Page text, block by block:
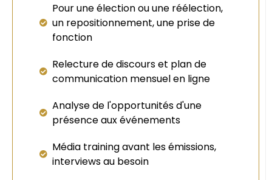
Pour une élection ou une réélection,
un repositionnement, une prise de
fonction
Relecture de discours et plan de
communication mensuel en ligne
Analyse de l'opportunités d'une
présence aux événements
Média training avant les émissions,
interviews au besoin